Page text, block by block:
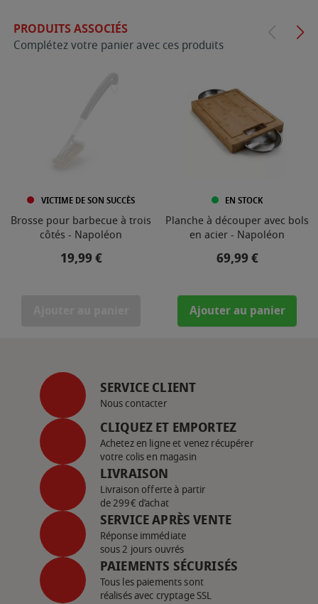
PRODUITS ASSOCIÉS
Complétez votre panier avec ces produits
VICTIME DE SON SUCCÈS
Brosse pour barbecue à trois
côtés - Napoléon
Prix
19,99 €
EN STOCK
Planche à découper avec bols
en acier - Napoléon
Prix
69,99 €
Ajouter au panier
SERVICE CLIENT
Nous contacter
CLIQUEZ ET EMPORTEZ
Achetez en ligne et venez récupérer
votre colis en magasin
LIVRAISON
Livraison offerte à partir
de 299€ d’achat
SERVICE APRÈS VENTE
Réponse immédiate
sous 2 jours ouvrés
PAIEMENTS SÉCURISÉS
Tous les paiements sont
réalisés avec cryptage SSL